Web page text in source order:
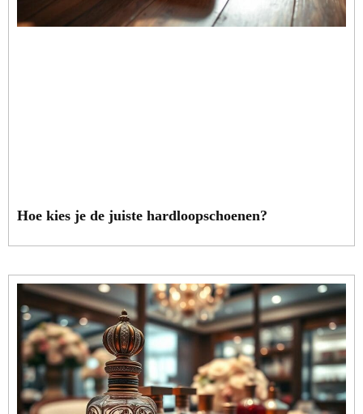
Hoe kies je de juiste hardloopschoenen?